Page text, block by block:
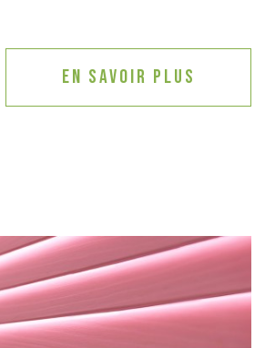
En savoir plus